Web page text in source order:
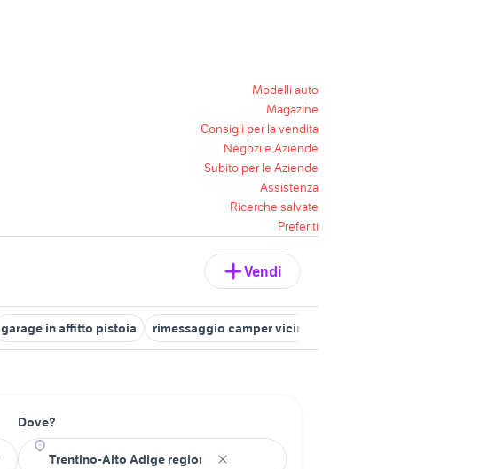
Modelli auto
Magazine
Consigli per la vendita
Negozi e Aziende
Subito per le Aziende
Assistenza
Ricerche salvate
Preferiti
Vendi
garage in affitto pistoia rimessaggio camper vicino a me
Dove?